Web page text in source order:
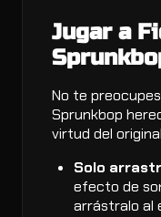
Jugar a
No te
Sprunkbop
virtud del
Solo
efecto de
arrástralo al